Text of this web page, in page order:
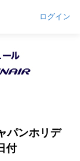
ログイン
パンホリデ
付